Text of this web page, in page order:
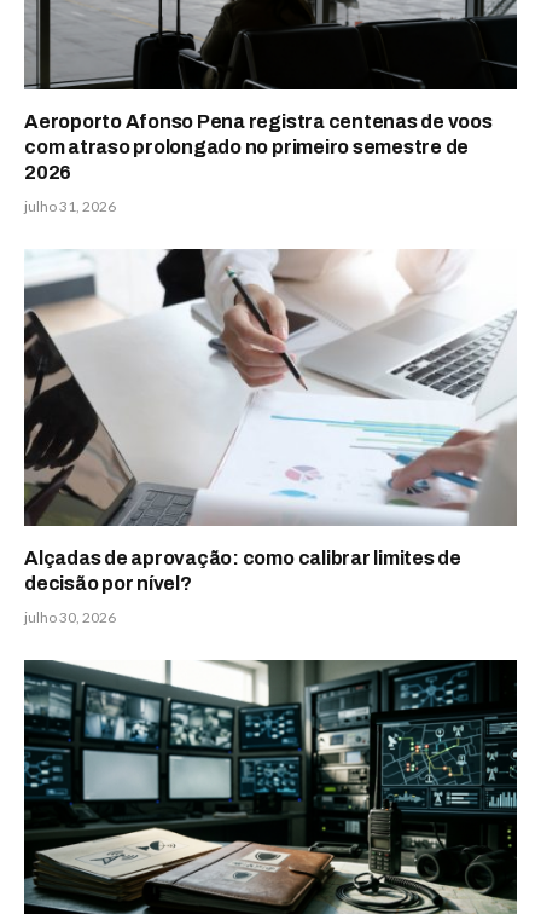
Aeroporto Afonso Pena registra centenas de voos
com atraso prolongado no primeiro semestre de
2026
julho 31, 2026
Alçadas de aprovação: como calibrar limites de
decisão por nível?
julho 30, 2026